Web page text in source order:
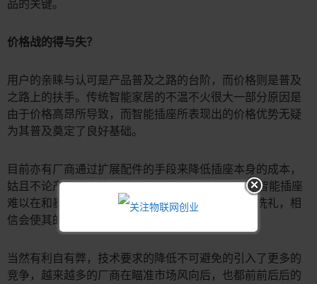
品的关键。
价格战的得与失？
用户的亲睐与认可是产品普及之路的台阶，而价格则是普及
之路上的扶手。传统智能家居的不温不火很大一部分原因是
由于价格高昂所导致，而智能插座所表现出的价格优势无疑
为其普及奠定了良好基础。
目前亦有厂商通过扩展配件的手段来降低插座本身的成本，
姑且不论产品方向的对错，但不到50元的售价已让智能插座
难以在和暴利所联系。在未来，通过进一步价格的洗礼，相
信会使其的智能插座的性价比更趋明显。
当然有利自有弊，技术要求的降低不可避免的引入了更多的
竞争，越来越多的厂商在瞄准市场风向后，也都前前后后的